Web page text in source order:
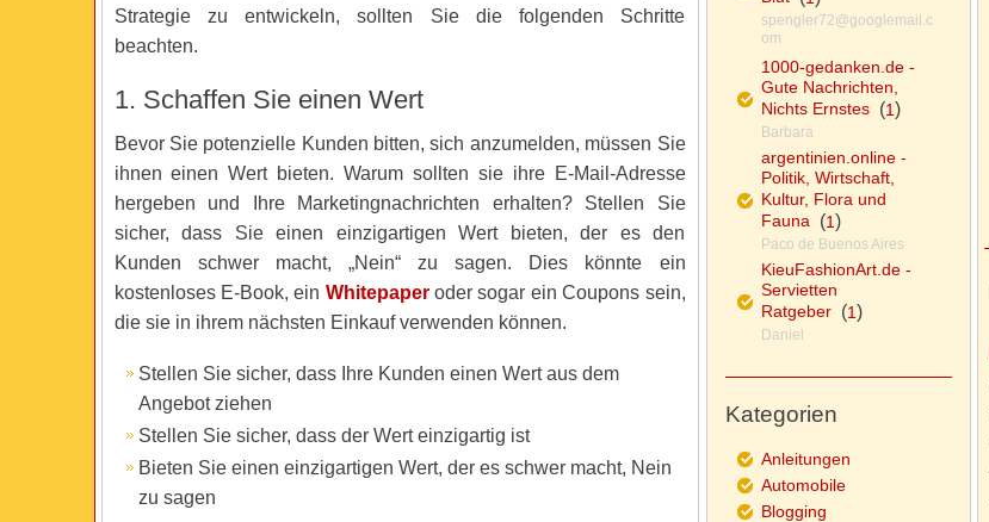
Strategie zu entwickeln, sollten Sie die folgenden Schritte
beachten.
1. Schaffen Sie einen Wert
Bevor Sie potenzielle Kunden bitten, sich anzumelden, müssen Sie
ihnen einen Wert bieten. Warum sollten sie ihre E-Mail-Adresse
hergeben und Ihre Marketingnachrichten erhalten? Stellen Sie
sicher, dass Sie einen einzigartigen Wert bieten, der es den
Kunden schwer macht, „Nein“ zu sagen. Dies könnte ein
kostenloses E-Book, ein Whitepaperoder sogar ein Coupons sein,
die sie in ihrem nächsten Einkauf verwenden können.
Stellen Sie sicher, dass Ihre Kunden einen Wert aus dem
Angebot ziehen
Stellen Sie sicher, dass der Wert einzigartig ist
Bieten Sie einen einzigartigen Wert, der es schwer macht, Nein
zu sagen
spengler72@googlemail.c
om
1000-gedanken.de -
Gute Nachrichten,
Nichts Ernstes(1)
Barbara
argentinien.online -
Politik, Wirtschaft,
Kultur, Flora und
Fauna(1)
Paco de Buenos Aires
KieuFashionArt.de -
Servietten
Ratgeber(1)
Daniel
Kategorien
Anleitungen
Automobile
Blogging